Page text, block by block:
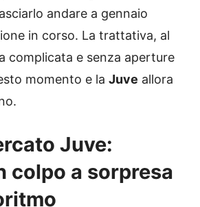
andare a gennaio
in corso. La trattativa, al
complicata e senza aperture
momento e la Juve allora
Juve:
colpo a sorpresa